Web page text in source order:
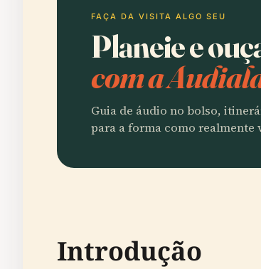
FAÇA DA VISITA ALGO SEU
Planeie e
com a
Guia de áudio no bolso,
para a forma como realmente
Introdução